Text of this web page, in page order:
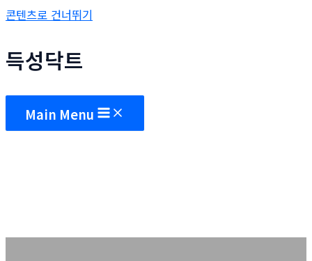
콘텐츠로 건너뛰기
득성닥트
Main Menu